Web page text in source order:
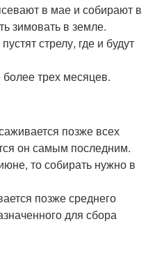
в мае и собирают в
зимовать в земле.
стрелу, где и будут
трех месяцев.
позже всех
он самым последним.
то собирать нужно в
позже среднего
для сбора